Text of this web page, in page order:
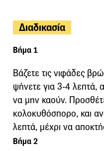
Διαδικασία
Βήμα 1
Βάζετε τις νιφάδες
ψήνετε για 3-4 λεπτά,
να μην καούν.
κολοκυθόσπορο, και
λεπτά, μέχρι να
Βήμα 2